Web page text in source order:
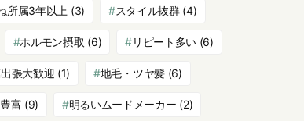
所属3年以上 (3) スタイル抜群(4)
ホルモン摂取 (6) リピート多い (6)
張大歓迎 (1) 地毛・ツヤ髪(6)
富 (9) 明るいムードメーカー (2)